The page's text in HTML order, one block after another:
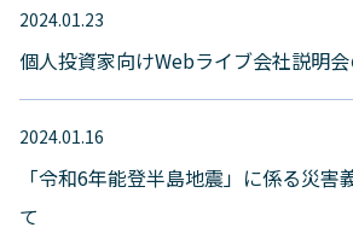
2024.01.23
個人投資家向けWebライブ会社説明
2024.01.16
「令和6年能登半島地震」に係る災害
て